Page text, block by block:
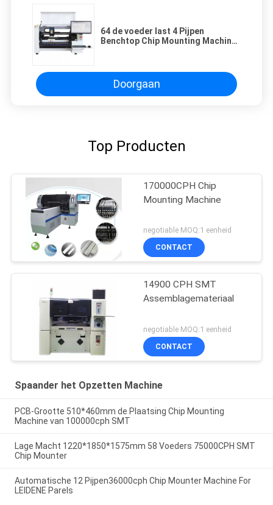
64 de voeder last 4 Pijpen
Benchtop Chip Mounting Machine
Doorgaan
Top Producten
170000CPH Chip
Mounting Machine
negotiable MOQ:1 eenheid
CONTACT
14900 CPH SMT
Assemblagemateriaal
negotiable MOQ:1 eenheid
CONTACT
Spaander het Opzetten Machine
PCB-Grootte 510*460mm de Plaatsing Chip Mounting
Machine van 100000cph SMT
Lage Macht 1220*1850*1575mm 58 Voeders 75000CPH SMT
Chip Mounter
Automatische 12 Pijpen36000cph Chip Mounter Machine For
LEIDENE Parels